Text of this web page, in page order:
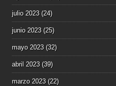
julio 2023(24)
junio 2023(25)
mayo 2023(32)
abril 2023(39)
marzo 2023(22)